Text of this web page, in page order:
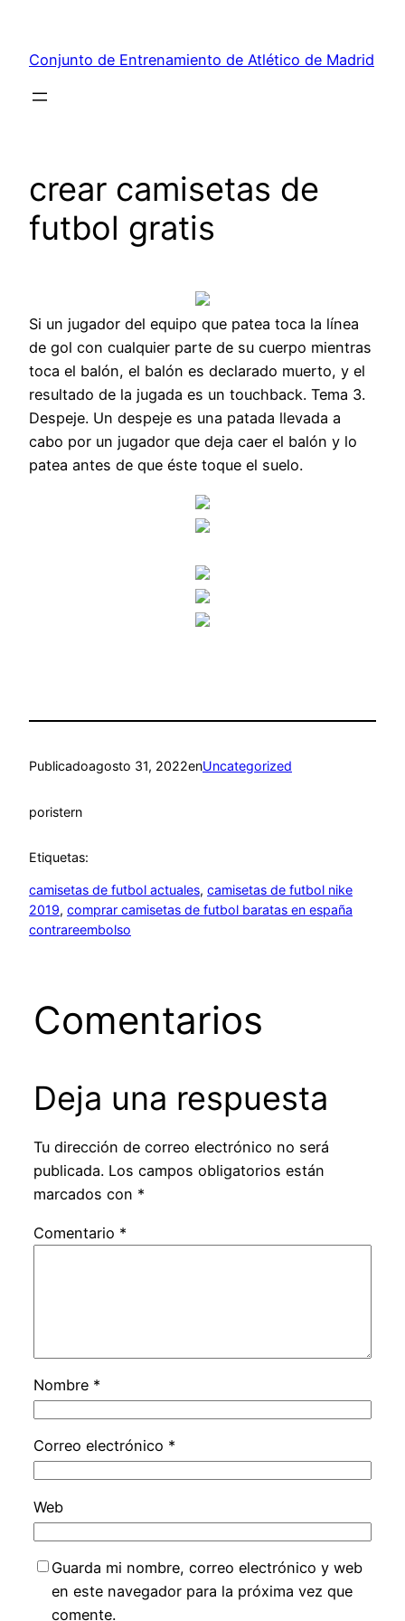
contenido
Conjunto de Entrenamiento de Atlético de Madrid
crear camisetas de
futbol gratis
Si un jugador del equipo que patea toca la línea
de gol con cualquier parte de su cuerpo mientras
toca el balón, el balón es declarado muerto, y el
resultado de la jugada es un touchback. Tema 3.
Despeje. Un despeje es una patada llevada a
cabo por un jugador que deja caer el balón y lo
patea antes de que éste toque el suelo.
Publicadoagosto 31, 2022enUncategorized
poristern
Etiquetas:
camisetas de futbol actuales, camisetas de futbol nike
2019, comprar camisetas de futbol baratas en españa
contrareembolso
Comentarios
Deja una respuesta
Tu dirección de correo electrónico no será
publicada. Los campos obligatorios están
marcados con *
Comentario *
Nombre *
Correo electrónico *
Web
Guarda mi nombre, correo electrónico y web
en este navegador para la próxima vez que
comente.